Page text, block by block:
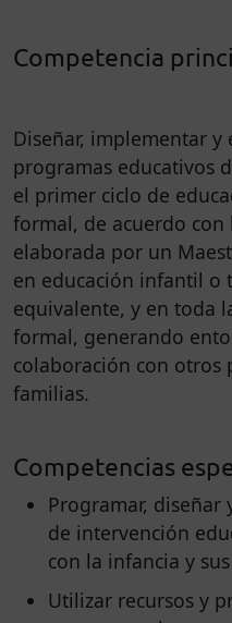
Competencia
Diseñar, implementar y
programas educativos
el primer ciclo de
formal, de acuerdo
elaborada por un
en educación infantil o
equivalente, y en toda
formal, generando
colaboración con otros
familias.
Competencias
Programar, diseñar
de intervención
con la infancia y
Utilizar recursos y